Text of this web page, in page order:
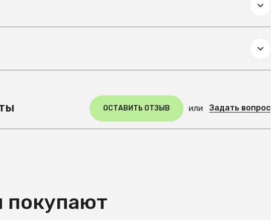
ОСТАВИТЬ ОТЗЫВ или Задать вопрос
покупают